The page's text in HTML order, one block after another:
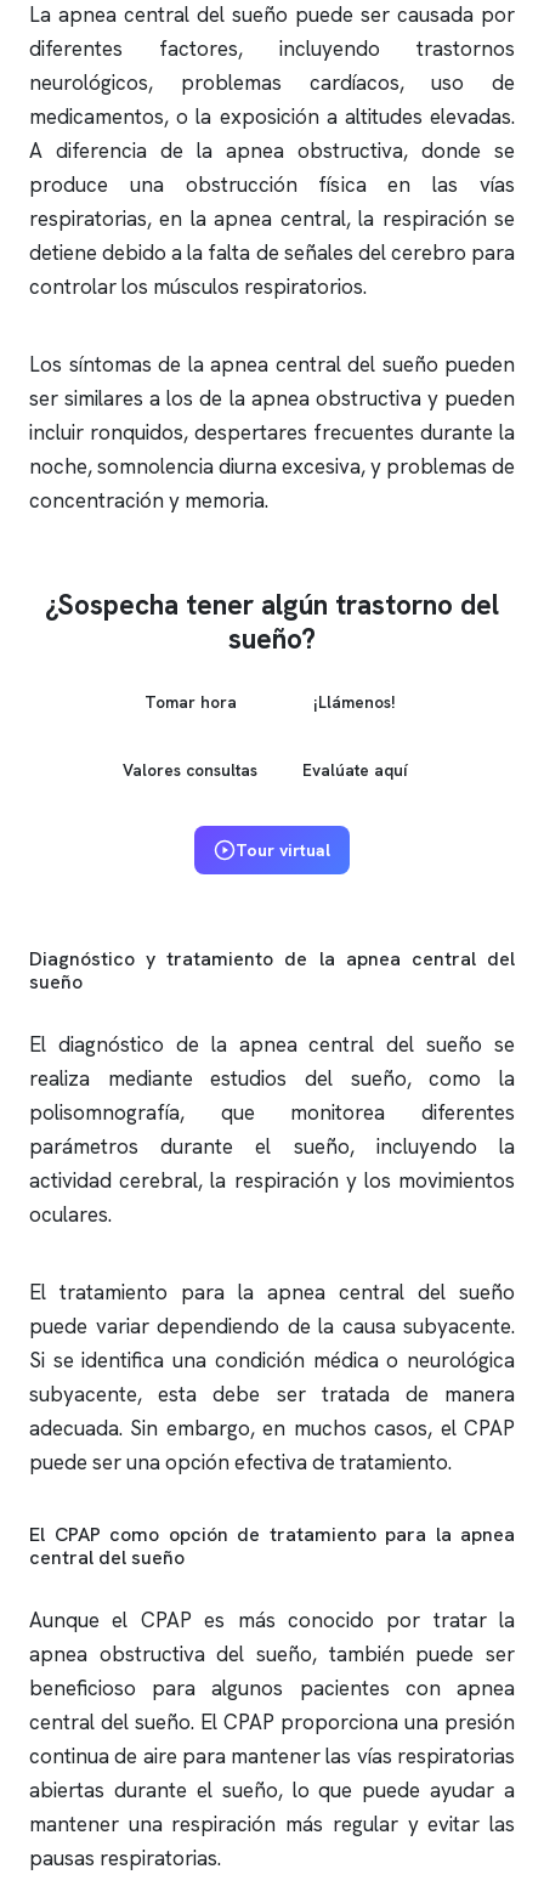
La apnea central del sueño puede ser causada por
diferentes factores, incluyendo trastornos
neurológicos, problemas cardíacos, uso de
medicamentos, o la exposición a altitudes elevadas.
A diferencia de la apnea obstructiva, donde se
produce una obstrucción física en las vías
respiratorias, en laapnea central, la respiración se
detiene debido a la falta de señales del cerebro para
controlar los músculos respiratorios.
Los síntomas de la apnea central del sueño pueden
ser similares a los de la apnea obstructivay pueden
incluir ronquidos, despertares frecuentes durante la
noche, somnolencia diurna excesiva, y problemas de
concentración y memoria.
¿Sospecha tener algún trastorno del
sueño?
Tomar hora ¡Llámenos!
Valores consultas Evalúate aquí
Tour virtual
Diagnóstico y tratamiento de la apnea central del
sueño
El diagnóstico de la apneacentral del sueño se
realiza mediante estudios del sueño, como la
polisomnografía, que monitorea diferentes
parámetros durante el sueño, incluyendo la
actividad cerebral, la respiración y los movimientos
oculares.
El tratamiento para la apnea central del sueño
puede variar dependiendo de la causa subyacente.
Si se identifica una condición médica o neurológica
subyacente, esta debe ser tratada de manera
adecuada. Sin embargo, en muchos casos, el CPAP
puede ser una opción efectiva de tratamiento.
El CPAP como opción de tratamiento para la apnea
central del sueño
Aunque el CPAP es más conocido por tratar la
apnea obstructivadel sueño, también puede ser
beneficioso para algunos pacientes con apnea
central del sueño. El CPAP proporciona una presión
continua de aire para mantener las vías respiratorias
abiertas durante el sueño, lo que puede ayudar a
mantener una respiración más regular y evitar las
pausas respiratorias.